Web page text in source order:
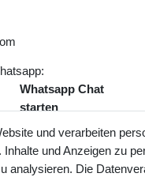
Whatsapp Chat
starten
gesetzl. MwSt. und
Versandkosten
und verarbeiten
und Anzeigen zu
analysieren. Die